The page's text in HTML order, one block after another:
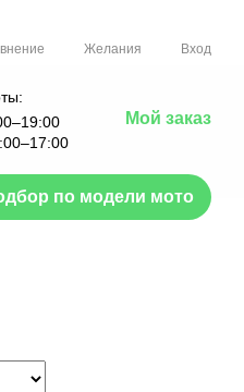
Желания Вход
Мой заказ
по модели мото